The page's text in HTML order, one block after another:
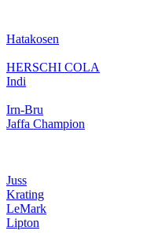
Hatakosen
HERSCHI COLA
Indi
Irn-Bru
Jaffa Champion
Juss
Krating
LeMark
Lipton